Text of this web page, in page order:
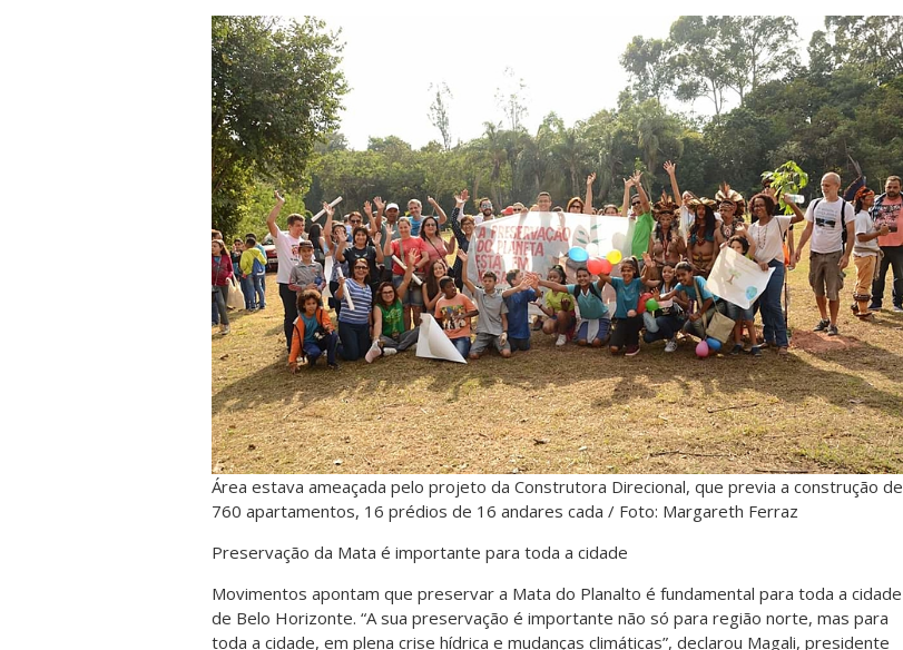
Área estava ameaçada pelo projeto da Construtora Direcional, que previa a construção de
760 apartamentos, 16 prédios de 16 andares cada / Foto: Margareth Ferraz
Preservação da Mata é importante para toda a cidade
Movimentos apontam que preservar a Mata do Planalto é fundamental para toda a cidade
de Belo Horizonte. “A sua preservação é importante não só para região norte, mas para
toda a cidade, em plena crise hídrica e mudanças climáticas”, declarou Magali, presidente